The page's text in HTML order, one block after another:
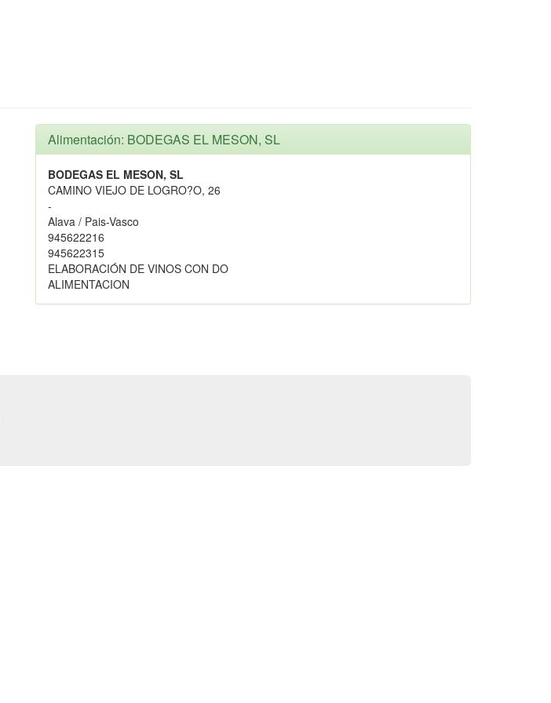
Alimentación: BODEGAS EL MESON, SL
BODEGAS EL MESON, SL
CAMINO VIEJO DE LOGRO?O, 26
-
Alava / Pais-Vasco
945622216
945622315
ELABORACIÓN DE VINOS CON DO
ALIMENTACION